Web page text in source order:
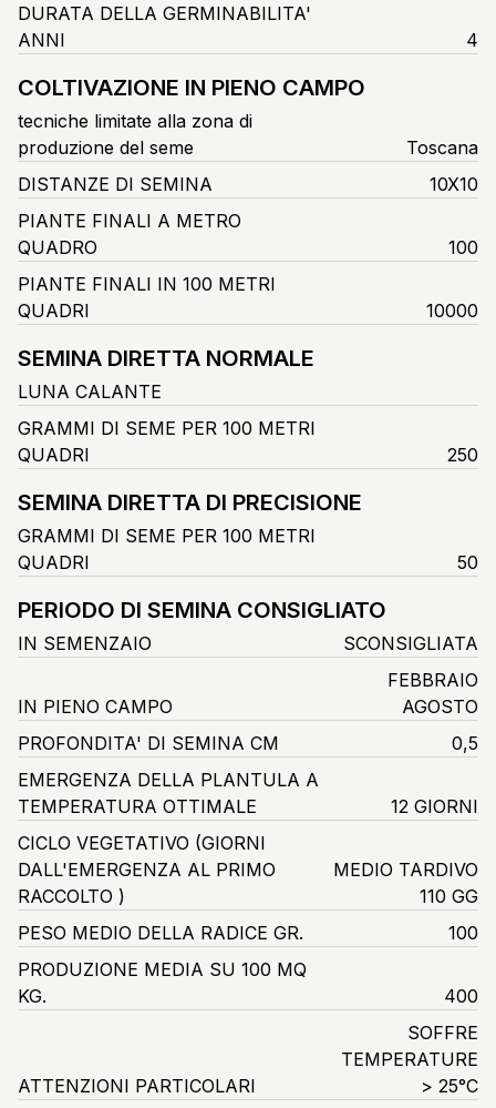
DURATA DELLA GERMINABILITA'
ANNI
4
COLTIVAZIONE IN PIENO CAMPO
tecniche limitate alla zona di
produzione del seme
Toscana
DISTANZE DI SEMINA
10X10
PIANTE FINALI A METRO
QUADRO
100
PIANTE FINALI IN 100 METRI
QUADRI
10000
SEMINA DIRETTA NORMALE
LUNA CALANTE
GRAMMI DI SEME PER 100 METRI
QUADRI
250
SEMINA DIRETTA DI PRECISIONE
GRAMMI DI SEME PER 100 METRI
QUADRI
50
PERIODO DI SEMINA CONSIGLIATO
IN SEMENZAIO SCONSIGLIATA
IN PIENO CAMPO
FEBBRAIO
AGOSTO
PROFONDITA' DI SEMINA CM
0,5
EMERGENZA DELLA PLANTULA A
TEMPERATURA OTTIMALE
12 GIORNI
CICLO VEGETATIVO (GIORNI
DALL'EMERGENZA AL PRIMO
RACCOLTO )
MEDIO TARDIVO
110 GG
PESO MEDIO DELLA RADICE GR.
100
PRODUZIONE MEDIA SU 100 MQ
KG.
400
ATTENZIONI PARTICOLARI
SOFFRE
TEMPERATURE
> 25°C